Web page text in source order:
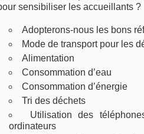
sensibiliser les accueillants ?
Adopterons-nous les bons
Mode de transport pour les
Alimentation
Consommation d’eau
Consommation d’énergie
Tri des déchets
Utilisation des
ordinateurs